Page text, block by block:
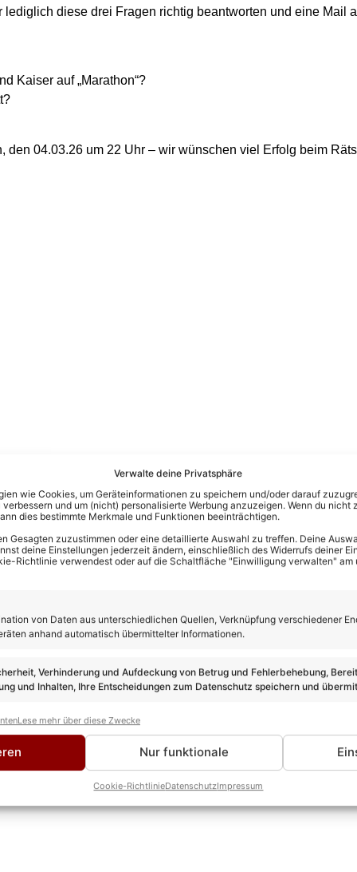
Verwalte deine Privatsphäre
wie Cookies, um Geräteinformationen zu speichern und/oder darauf
und um (nicht) personalisierte Werbung anzuzeigen. Wenn du nicht
dies bestimmte Merkmale und Funktionen beeinträchtigen.
Gesagten zuzustimmen oder eine detaillierte Auswahl zu treffen. Deine
deine Einstellungen jederzeit ändern, einschließlich des Widerrufs deiner
Richtlinie verwendest oder auf die Schaltfläche "Einwilligung verwalten" am
von Daten aus unterschiedlichen Quellen, Verknüpfung verschiedener
anhand automatisch übermittelter Informationen.
Verhinderung und Aufdeckung von Betrug und Fehlerbehebung,
und Inhalten, Ihre Entscheidungen zum Datenschutz speichern und
Lese mehr über diese Zwecke
Nur funktionale
Cookie-RichtlinieDatenschutzImpressum
diese drei Fragen richtig beantworten und eine Mail
Kaiser auf „Marathon“?
den 04.03.26 um 22 Uhr – wir wünschen viel Erfolg beim
ist seit über 10 Jahren im Schlager unterwegs und bringt als
Leidenschaft mit hinein. Kein anderer kann solch eine